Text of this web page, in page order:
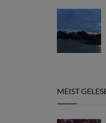
MEIST